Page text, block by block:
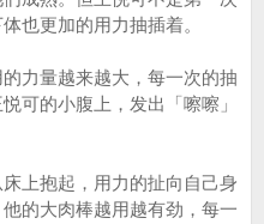
也更加的用力抽插着。
力量越来越大，每一次的抽
可的小腹上，发出「嚓嚓」
上抱起，用力的扯向自己身
的大肉棒越用越有劲，每一